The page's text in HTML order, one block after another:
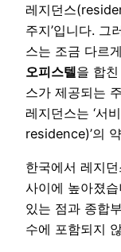
레지던스
주지’입니다. 그
스는 조금 다르
오피스텔을 합
스가 제공되는
레지던스는 ‘서
residence)’의
한국에서 레지
사이에 높아졌
있는 점과 종합
수에 포함되지